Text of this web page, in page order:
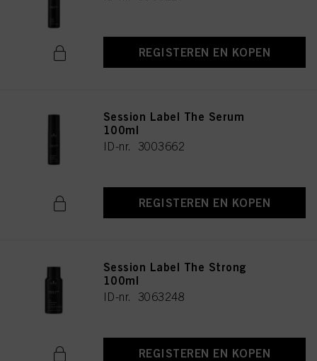
REGISTEREN EN KOPEN
Session Label The Serum
100ml
ID-nr. 3003662
REGISTEREN EN KOPEN
Session Label The Strong
100ml
ID-nr. 3063248
REGISTEREN EN KOPEN